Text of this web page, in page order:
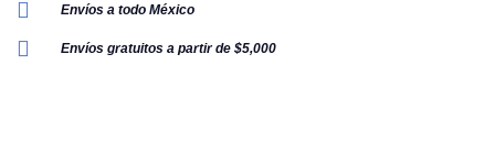
Envíos a todo México
Envíos gratuitos a partir de $5,000